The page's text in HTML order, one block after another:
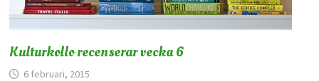
Kulturkollo recenserar vecka 6
6 februari, 2015